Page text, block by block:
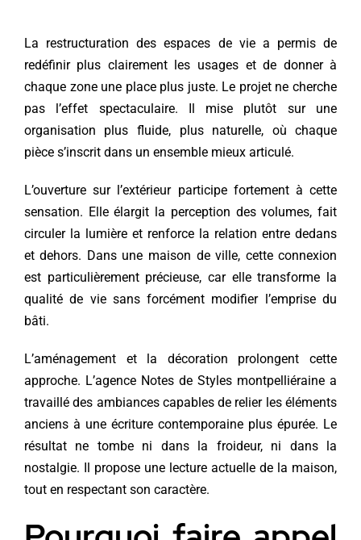
La restructuration des espaces de vie a permis de
redéfinir plus clairement les usages et de donner à
chaque zone une place plus juste. Le projet ne cherche
pas l’effet spectaculaire. Il mise plutôt sur une
organisation plus fluide, plus naturelle, où chaque
pièce s’inscrit dans un ensemble mieux articulé.
L’ouverture sur l’extérieur participe fortement à cette
sensation. Elle élargit la perception des volumes, fait
circuler la lumière et renforce la relation entre dedans
et dehors. Dans une maison de ville, cette connexion
est particulièrement précieuse, car elle transforme la
qualité de vie sans forcément modifier l’emprise du
bâti.
L’aménagement et la décoration prolongent cette
approche. L’agence Notes de Styles montpelliéraine a
travaillé des ambiances capables de relier les éléments
anciens à une écriture contemporaine plus épurée. Le
résultat ne tombe ni dans la froideur, ni dans la
nostalgie. Il propose une lecture actuelle de la maison,
tout en respectant son caractère.